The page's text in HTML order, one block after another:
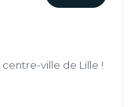
ville de Lille !